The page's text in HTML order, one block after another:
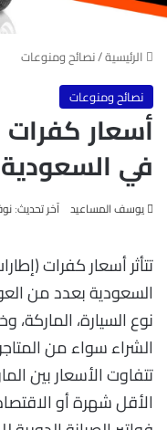
الرئيسية/نصائح ومنوعات
نصائح ومنوعات
أسعار كفرات
في السعودية
يوسف المساعيد آخر تحديث: نوفمبر
تتأثر أسعار كفرات
السعودية بعدد من
نوع السيارة،
الشراء سواء من
تتفاوت الأسعار بين
الأقل شهرة أو